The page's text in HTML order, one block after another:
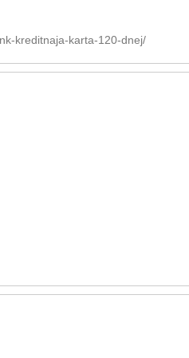
kreditnaja-karta-120-dnej/